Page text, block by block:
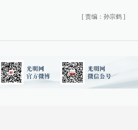
[ 责编：孙宗鹤 ]